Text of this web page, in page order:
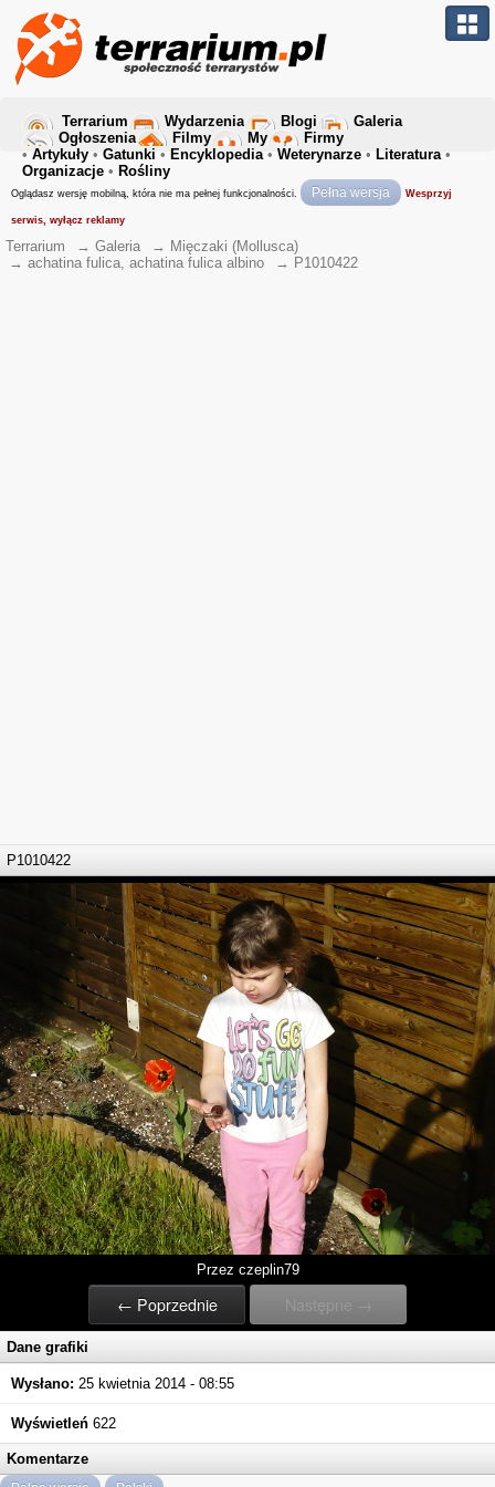
Terrarium Wydarzenia Blogi
Galeria
Ogłoszenia
Filmy My
Firmy
• Artykuły • Gatunki • Encyklopedia• Weterynarze • Literatura•
Organizacje • Rośliny
Oglądasz wersję mobilną, która nie ma pełnej funkcjonalności. Pełna wersja Wesprzyj
serwis, wyłącz reklamy
Terrarium → Galeria → Mięczaki (Mollusca)
→ achatina fulica, achatina fulica albino → P1010422
P1010422
Przez czeplin79
← Poprzednie Następne →
Dane grafiki
Wysłano: 25 kwietnia 2014 - 08:55
Wyświetleń 622
Komentarze